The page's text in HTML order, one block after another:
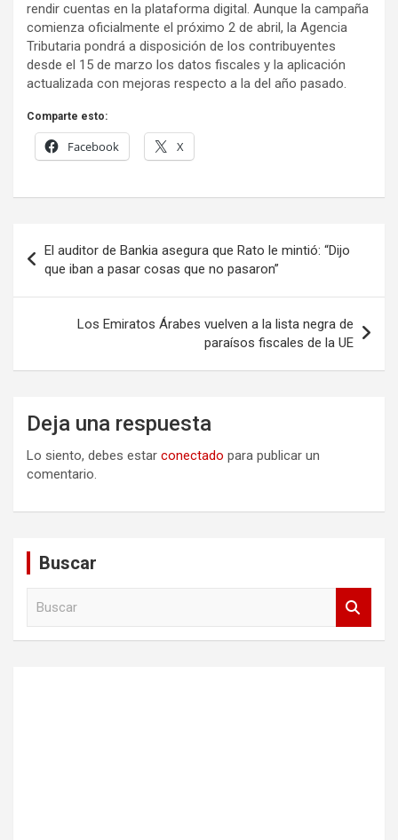
rendir cuentas en la plataforma digital. Aunque la campaña
comienza oficialmente el próximo 2 de abril, la Agencia
Tributaria pondrá a disposición de los contribuyentes
desde el 15 de marzo los datos fiscales y la aplicación
actualizada con mejoras respecto a la del año pasado.
Comparte esto:
Facebook X
de
entradas
El auditor de Bankia asegura que Rato le mintió: “Dijo
que iban a pasar cosas que no pasaron”
Los Emiratos Árabes vuelven a la lista negra de
paraísos fiscales de la UE
Deja una respuesta
Lo siento, debes estar conectado para publicar un
comentario.
Buscar